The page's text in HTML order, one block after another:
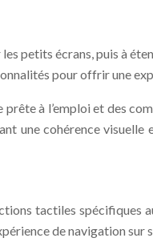
petits écrans, puis à
pour offrir une
à l’emploi et des
une cohérence
tactiles spécifiques
de navigation